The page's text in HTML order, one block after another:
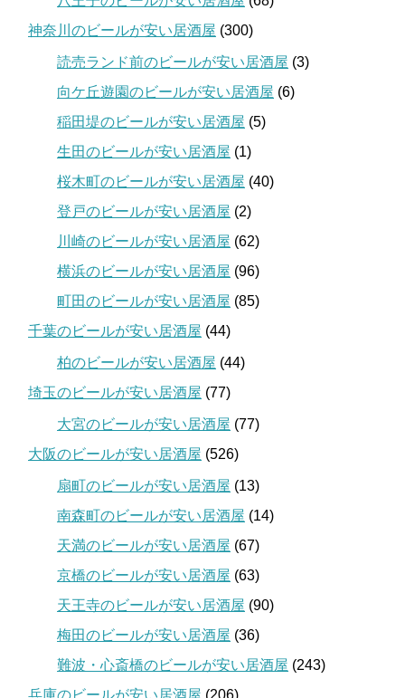
神奈川のビールが安い居酒屋 (300)
読売ランド前のビールが安い居酒屋 (3)
向ケ丘遊園のビールが安い居酒屋 (6)
稲田堤のビールが安い居酒屋 (5)
生田のビールが安い居酒屋 (1)
桜木町のビールが安い居酒屋 (40)
登戸のビールが安い居酒屋 (2)
川崎のビールが安い居酒屋 (62)
横浜のビールが安い居酒屋 (96)
町田のビールが安い居酒屋 (85)
千葉のビールが安い居酒屋 (44)
柏のビールが安い居酒屋 (44)
埼玉のビールが安い居酒屋 (77)
大宮のビールが安い居酒屋 (77)
大阪のビールが安い居酒屋 (526)
扇町のビールが安い居酒屋 (13)
南森町のビールが安い居酒屋 (14)
天満のビールが安い居酒屋 (67)
京橋のビールが安い居酒屋 (63)
天王寺のビールが安い居酒屋 (90)
梅田のビールが安い居酒屋 (36)
難波・心斎橋のビールが安い居酒屋 (243)
兵庫のビールが安い居酒屋 (206)